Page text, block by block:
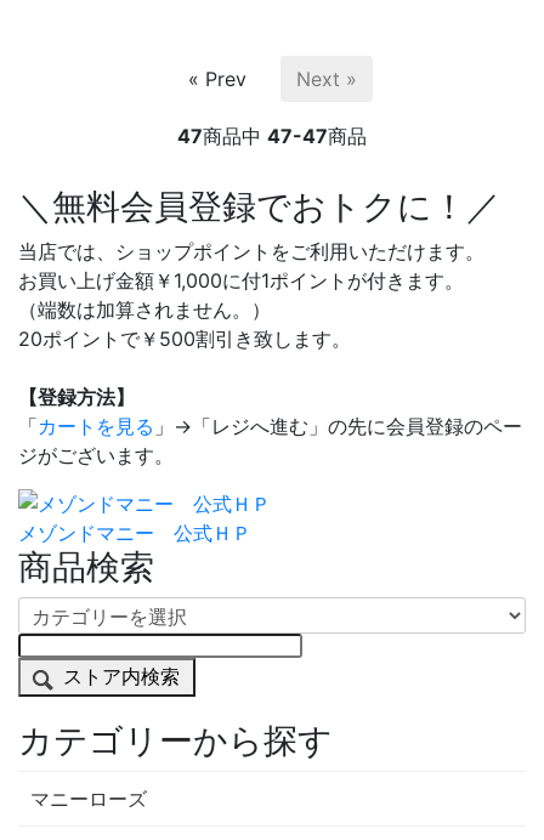
« Prev Next »
47商品中 47-47商品
＼無料会員登録でおトクに！／
当店では、ショップポイントをご利用いただけます。
お買い上げ金額￥1,000に付1ポイントが付きます。
（端数は加算されません。）
20ポイントで￥500割引き致します。
【登録方法】
「カートを見る 」→「レジへ進む」の先に会員登録のペー
ジがございます。
メゾンドマニー 公式ＨＰ
商品検索
ストア内検索
カテゴリーから探す
マニーローズ